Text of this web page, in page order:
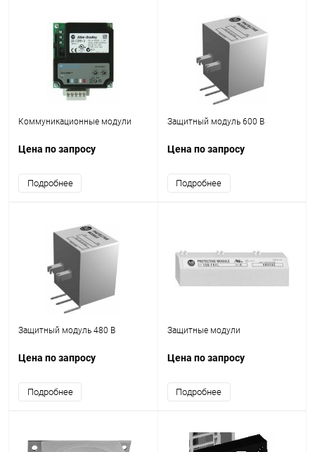
Коммуникационные модули
Цена по запросу
Подробнее
Защитный модуль 600 В
Цена по запросу
Подробнее
Защитный модуль 480 В
Цена по запросу
Подробнее
Защитные модули
Цена по запросу
Подробнее